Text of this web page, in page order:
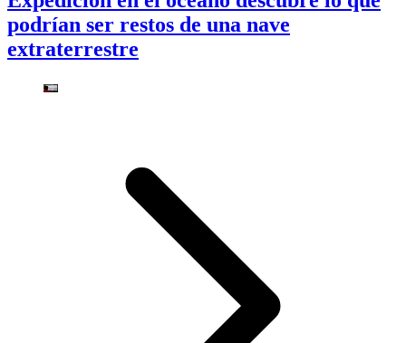
podrían ser restos de una nave
extraterrestre